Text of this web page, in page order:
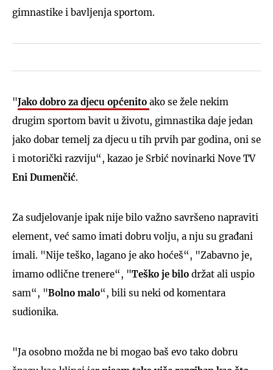
gimnastike i bavljenja sportom.
"Jako dobro za djecu općenito ako se žele nekim
drugim sportom bavit u životu, gimnastika daje jedan
jako dobar temelj za djecu u tih prvih par godina, oni se
i motorički razviju“, kazao je Srbić novinarki Nove TV
Eni Dumenčić.
Za sudjelovanje ipak nije bilo važno savršeno napraviti
element, već samo imati dobru volju, a nju su građani
imali. "Nije teško, lagano je ako hoćeš“, "Zabavno je,
imamo odlične trenere“, "Teško je bilo držat ali uspio
sam“, "Bolno malo“, bili su neki od komentara
sudionika.
"Ja osobno možda ne bi mogao baš evo tako dobru